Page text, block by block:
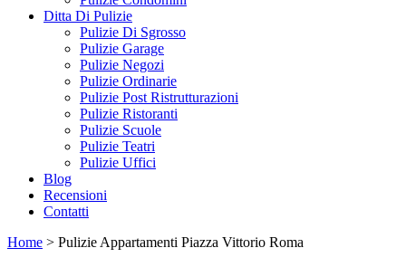
Ditta Di Pulizie
Pulizie Di Sgrosso
Pulizie Garage
Pulizie Negozi
Pulizie Ordinarie
Pulizie Post Ristrutturazioni
Pulizie Ristoranti
Pulizie Scuole
Pulizie Teatri
Pulizie Uffici
Blog
Recensioni
Contatti
Home > Pulizie Appartamenti Piazza Vittorio Roma